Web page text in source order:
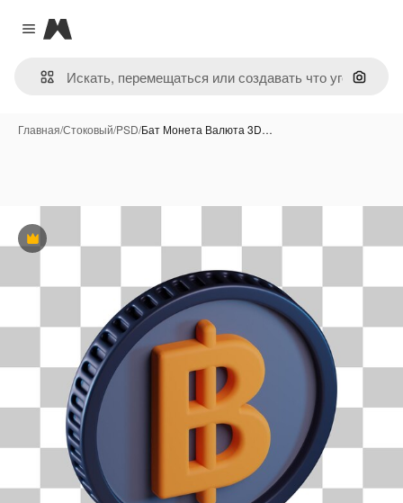
Close menu
Magnific
Поиск
Главная/Стоковый/PSD/Бат Монета Валюта 3D…
Премиум